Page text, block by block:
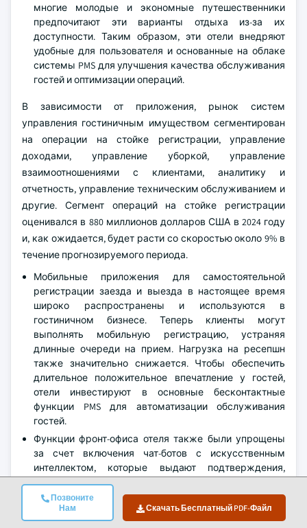
Позвоните
Нам
Скачать Бесплатный PDF-Файл
многие молодые и экономные путешественники
предпочитают эти варианты отдыха из-за их
доступности. Таким образом, эти отели внедряют
удобные для пользователя и основанные на облаке
системы PMS для улучшения качества обслуживания
гостей и оптимизации операций.
В зависимости от приложения, рынок систем
управления гостиничным имуществом сегментирован
на операции на стойке регистрации, управление
доходами, управление уборкой, управление
взаимоотношениями с клиентами, аналитику и
отчетность, управление техническим обслуживанием и
другие. Сегмент операций на стойке регистрации
оценивался в 880 миллионов долларов США в 2024 году
и, как ожидается, будет расти со скоростью около 9% в
течение прогнозируемого периода.
Мобильные приложения для самостоятельной
регистрации заезда и выезда в настоящее время
широко распространены и используются в
гостиничном бизнесе. Теперь клиенты могут
выполнять мобильную регистрацию, устраняя
длинные очереди на прием. Нагрузка на ресепшн
также значительно снижается. Чтобы обеспечить
длительное положительное впечатление у гостей,
отели инвестируют в основные бесконтактные
функции PMS для автоматизации обслуживания
гостей.
Функции фронт-офиса отеля также были упрощены
за счет включения чат-ботов с искусственным
интеллектом, которые выдают подтверждения,
проверяют наличие номеров и предлагают местные
рекомендации, а также другие услуги. Они повысили
вовлеченность пользователей, поскольку больше нет
необходимости в физическом присутствии